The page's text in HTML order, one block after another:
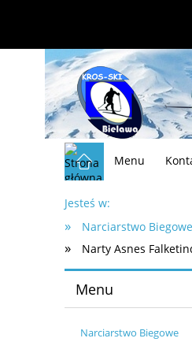
Menu
Jesteś w:
» Narciarstwo Biegowe
» Narty Asnes
Menu
Narciarstwo Biegowe